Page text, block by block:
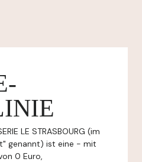
LE STRASBOURG (im
genannt) ist eine - mit
0 Euro,